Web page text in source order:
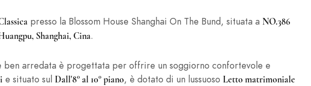
presso la Blossom House Shanghai On The Bund, situata a NO.386
Shanghai, Cina.
ben arredata è progettata per offrire un soggiorno confortevole e
e situato sul Dall'8° al 10° piano, è dotato di un lussuoso Letto matrimoniale